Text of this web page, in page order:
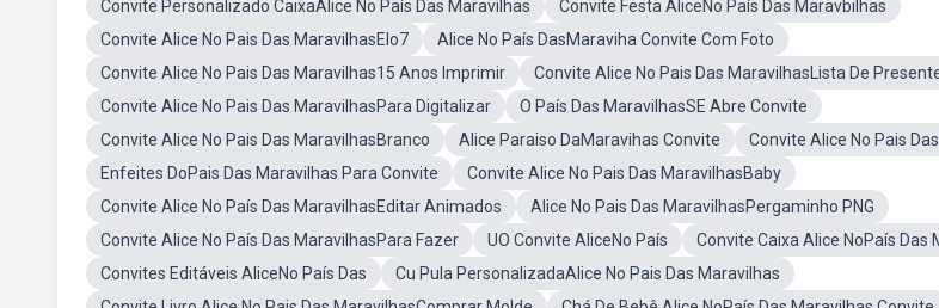
Convite Personalizado CaixaAlice No País Das Maravilhas
Convite Festa AliceNo País Das Maravbilhas
Convite Alice No Pais Das MaravilhasElo7
Alice No País DasMaraviha Convite Com Foto
Convite Alice No Pais Das Maravilhas15 Anos Imprimir
Convite Alice No Pais Das MaravilhasLista De
Convite Alice No Pais Das MaravilhasPara Digitalizar
O País Das MaravilhasSE Abre Convite
Convite Alice No Pais Das MaravilhasBranco
Alice Paraiso DaMaravihas Convite
Convite Alice No Pais
Enfeites DoPais Das Maravilhas Para Convite
Convite Alice No Pais Das MaravilhasBaby
Convite Alice No País Das MaravilhasEditar Animados
Alice No Pais Das MaravilhasPergaminho PNG
Convite Alice No País Das MaravilhasPara Fazer
UO Convite AliceNo País
Convite Caixa Alice NoPaís Das
Convites Editáveis AliceNo País Das
Cu Pula PersonalizadaAlice No Pais Das Maravilhas